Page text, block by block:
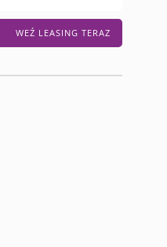
WEŹ LEASING TERAZ